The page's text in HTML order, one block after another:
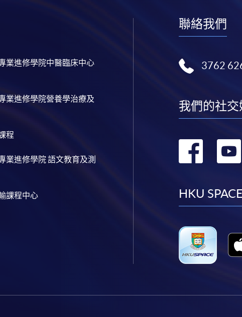
業進修學院中醫臨床中心
業進修學院營養學治療及
程
業進修學院 語文教育及測
課程中心
聯絡我們
3762
我們的社交
轉
HKU